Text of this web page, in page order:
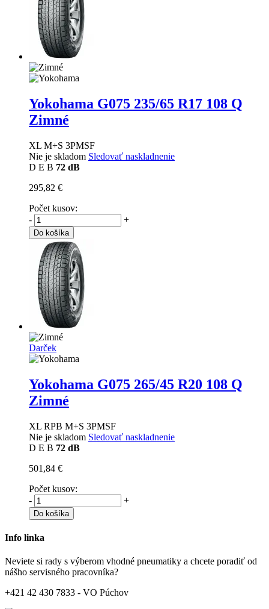
Yokohama G075 235/65 R17 108 Q
Zimné
XL M+S 3PMSF
Nie je skladom Sledovať naskladnenie
D E B 72 dB
295,82 €
Počet kusov:
-
+
Do košíka
Darček
Yokohama G075 265/45 R20 108 Q
Zimné
XL RPB M+S 3PMSF
Nie je skladom Sledovať naskladnenie
D E B 72 dB
501,84 €
Počet kusov:
-
+
Do košíka
Info linka
Neviete si rady s výberom vhodné pneumatiky a chcete poradiť od
nášho servisného pracovníka?
+421 42 430 7833 - VO Púchov